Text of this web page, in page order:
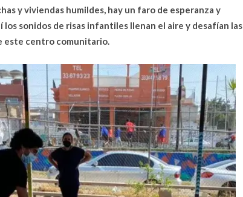
y viviendas humildes, hay un faro de esperanza y
sonidos de risas infantiles llenan el aire y desafían las
este centro comunitario.